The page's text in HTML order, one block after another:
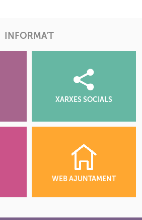
INFORMA'T
XARXES SOCIALS
WEB AJUNTAMENT